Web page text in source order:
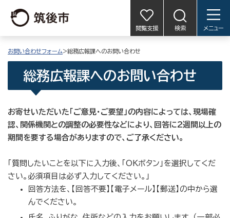
閲覧支援 検索 メニュー
お問い合わせフォーム>総務広報課へのお問い合わせ
総務広報課へのお問い合わせ
お寄せいただいた「ご意見・ご要望」の内容によっては、現場確
認、関係機関との調整の必要性などにより、回答に2週間以上の
期間を要する場合がありますので、ご了承ください。
「質問したいことを以下に入力後、「OKボタン」を選択してくだ
さい。必須項目は必ず入力してください。」
回答方法を、【回答不要】【電子メール】【郵送】の中から選
んでください。